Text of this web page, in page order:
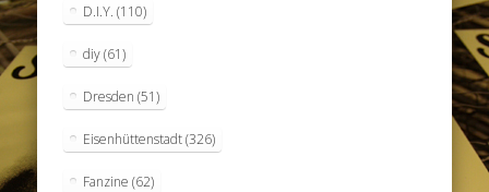
D.I.Y. (110)
diy(61)
Dresden (51)
Eisenhüttenstadt(326)
Fanzine (62)